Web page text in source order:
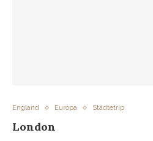
England Europa Städtetrip
London